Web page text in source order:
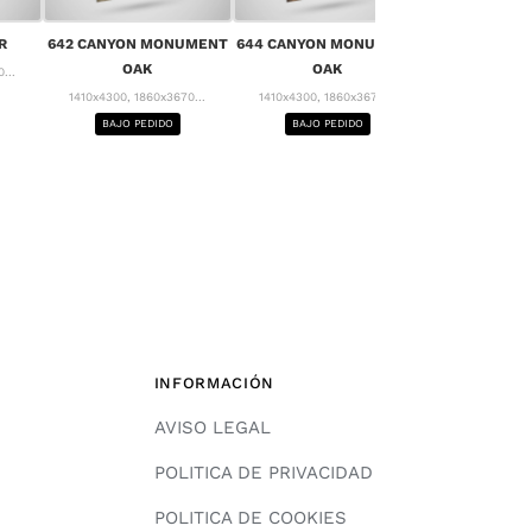
642 CANYON MONUMENT
OAK
1410x4300, 1860x3670...
BAJO PEDIDO
644 CANYON MONUMENT
OAK
1410x4300, 1860x3670...
BAJO PEDIDO
INFORMACIÓN
AVISO LEGAL
POLITICA DE PRIVACIDAD
POLITICA DE COOKIES